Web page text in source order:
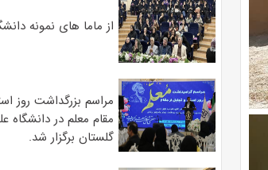
از ماما های نمونه
مراسم بزرگداشت روز
مقام معلم در دانشگاه
گلستان برگزار شد.‌